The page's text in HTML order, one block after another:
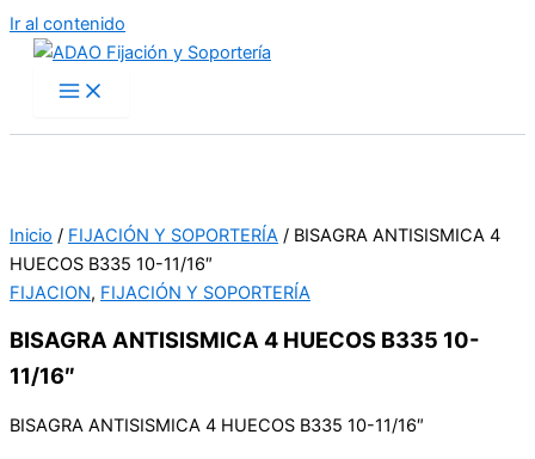
Ir al contenido
Inicio / FIJACIÓN Y SOPORTERÍA / BISAGRA ANTISISMICA 4
HUECOS B335 10-11/16″
FIJACION, FIJACIÓN Y SOPORTERÍA
BISAGRA ANTISISMICA 4 HUECOS B335 10-
11/16″
BISAGRA ANTISISMICA 4 HUECOS B335 10-11/16″